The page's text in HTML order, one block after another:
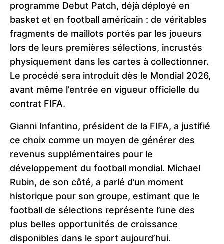
programme Debut Patch, déjà déployé en
basket et en football américain : de véritables
fragments de maillots portés par les joueurs
lors de leurs premières sélections, incrustés
physiquement dans les cartes à collectionner.
Le procédé sera introduit dès le Mondial 2026,
avant même l’entrée en vigueur officielle du
contrat FIFA.
Gianni Infantino, président de la FIFA, a justifié
ce choix comme un moyen de générer des
revenus supplémentaires pour le
développement du football mondial. Michael
Rubin, de son côté, a parlé d’un moment
historique pour son groupe, estimant que le
football de sélections représente l’une des
plus belles opportunités de croissance
disponibles dans le sport aujourd’hui.